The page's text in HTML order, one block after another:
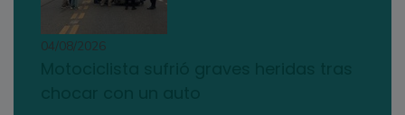
04/08/2026